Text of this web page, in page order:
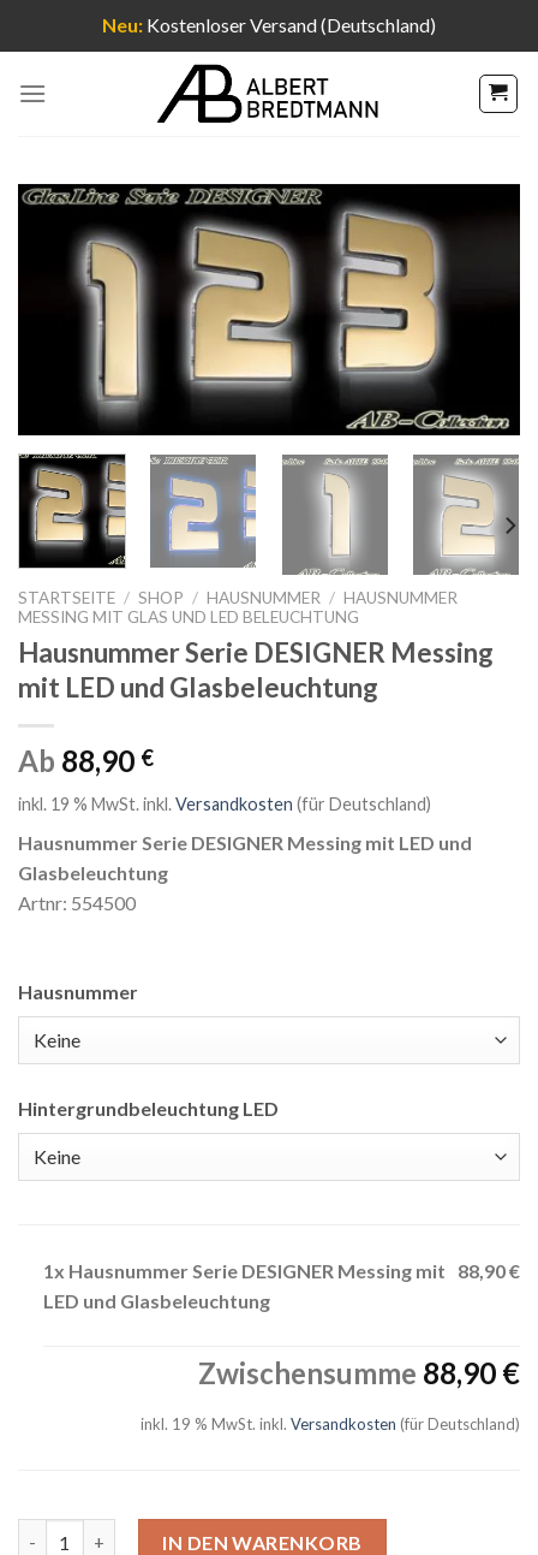
Neu: Kostenloser Versand (Deutschland)
Inhalt
STARTSEITE / SHOP / HAUSNUMMER / HAUSNUMMER
MESSING MIT GLAS UND LED BELEUCHTUNG
Hausnummer Serie DESIGNER Messing
mit LED und Glasbeleuchtung
Ab 88,90 €
inkl. 19 % MwSt.inkl.Versandkosten (für Deutschland)
Hausnummer Serie DESIGNER Messing mit LED und
Glasbeleuchtung
Artnr: 554500
Hausnummer
Hintergrundbeleuchtung LED
1x Hausnummer Serie DESIGNER Messing mit
LED und Glasbeleuchtung
88,90 €
Zwischensumme 88,90 €
inkl. 19 % MwSt. inkl. Versandkosten (für Deutschland)
IN DEN WARENKORB